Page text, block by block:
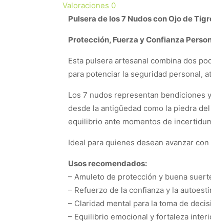
Valoraciones 0
Pulsera de los 7 Nudos con Ojo de
Protección, Fuerza y Confianza
Esta pulsera artesanal combina dos
para potenciar la seguridad personal,
Los 7 nudos representan bendiciones
desde la antigüedad como la piedra
equilibrio ante momentos de
Ideal para quienes desean avanzar
Usos recomendados:
– Amuleto de protección y buena
– Refuerzo de la confianza y la
– Claridad mental para la toma de
– Equilibrio emocional y fortaleza